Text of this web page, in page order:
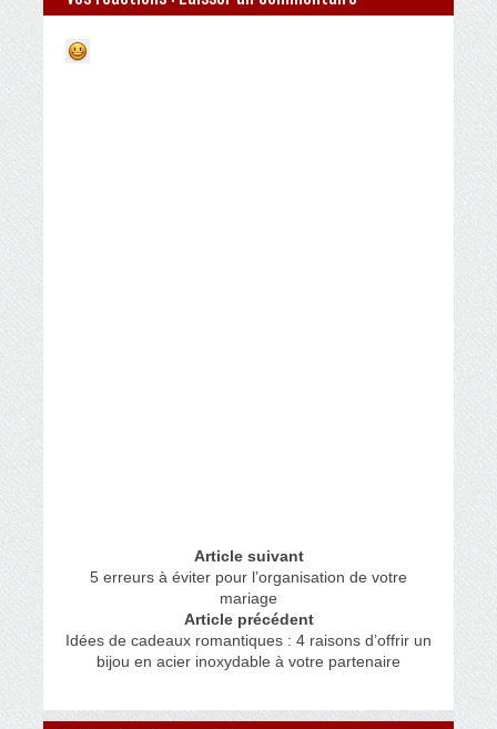
Article suivant
5 erreurs à éviter pour l’organisation de votre
mariage
Article précédent
Idées de cadeaux romantiques : 4 raisons d’offrir un
bijou en acier inoxydable à votre partenaire